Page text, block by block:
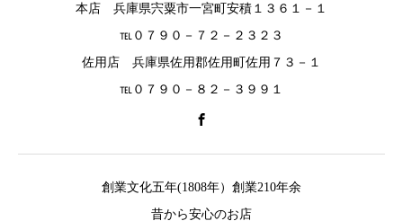
本店 兵庫県宍粟市一宮町安積１３６１－１
℡０７９０－７２－２３２３
佐用店 兵庫県佐用郡佐用町佐用７３－１
℡０７９０－８２－３９９１
創業文化五年(1808年）創業210年余
昔から安心のお店